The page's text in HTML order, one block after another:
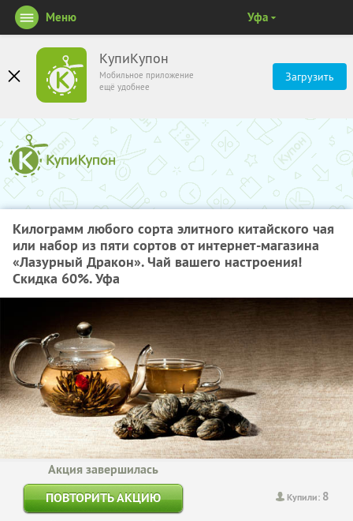
КупиКупон
Мобильное приложение
ещё удобнее
Загрузить
Меню Уфа
Килограмм любого сорта элитного китайского чая
или набор из пяти сортов от интернет-магазина
«Лазурный Дракон». Чай вашего настроения!
Скидка 60%. Уфа
Купили: 8
Акция завершилась
ПОВТОРИТЬ АКЦИЮ